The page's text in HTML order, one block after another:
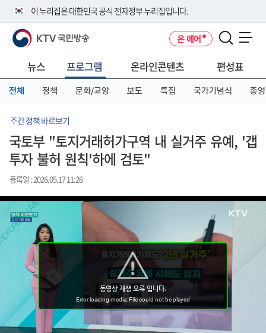
이 누리집은 대한민국 공식 전자정부 누리집입니다.
공식 누리집 주소 확인하기
니다.
이밖에 or.kr 또는 .kr등 다른 도메인 주소를 사용하고 있다면 아래 URL에
서 도메인 주소를 확인해 보세요
KTV 국민방송 온 에어
뉴스 프로그램 온라인콘텐츠 편성표
전체 정책 문화/교양 보도 특집 국가기념식 종영
주간 정책 바로보기
국토부 "토지거래허가구역 내 실거주 유예, '갭
투자 불허 원칙'하에 검토"
등록일 : 2026.05.17 11:26